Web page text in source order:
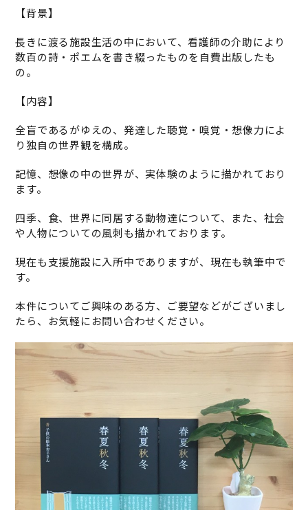
【背景】
長きに渡る施設生活の中において、看護師の介助により
数百の詩・ポエムを書き綴ったものを自費出版したも
の。
【内容】
全盲であるがゆえの、発達した聴覚・嗅覚・想像力によ
り独自の世界観を構成。
記憶、想像の中の世界が、実体験のように描かれており
ます。
四季、食、世界に同居する動物達について、また、社会
や人物についての風刺も描かれております。
現在も支援施設に入所中でありますが、現在も執筆中で
す。
本件についてご興味のある方、ご要望などがございまし
たら、お気軽にお問い合わせください。